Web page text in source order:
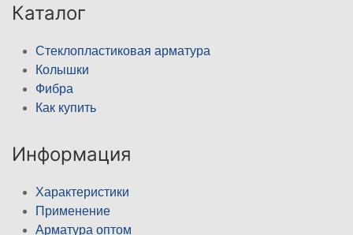
Каталог
Стеклопластиковая арматура
Колышки
Фибра
Как купить
Информация
Характеристики
Применение
Арматура оптом